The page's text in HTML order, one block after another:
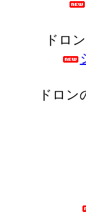
ドロ
ドロン